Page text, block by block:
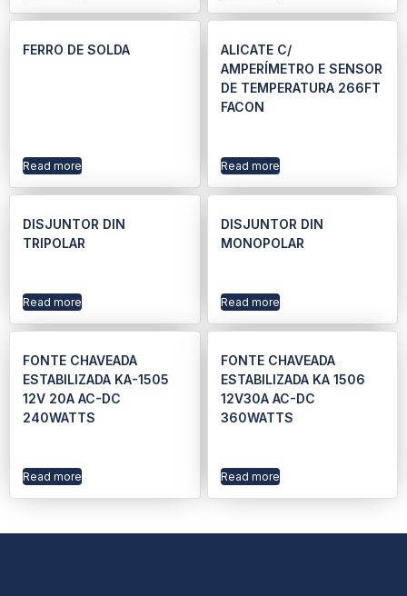
FERRO DE SOLDA
Read more
ALICATE C/
AMPERÍMETRO E SENSOR
DE TEMPERATURA 266FT
FACON
Read more
DISJUNTOR DIN
TRIPOLAR
Read more
DISJUNTOR DIN
MONOPOLAR
Read more
FONTE CHAVEADA
ESTABILIZADA KA-1505
12V 20A AC-DC
240WATTS
Read more
FONTE CHAVEADA
ESTABILIZADA KA 1506
12V30A AC-DC
360WATTS
Read more